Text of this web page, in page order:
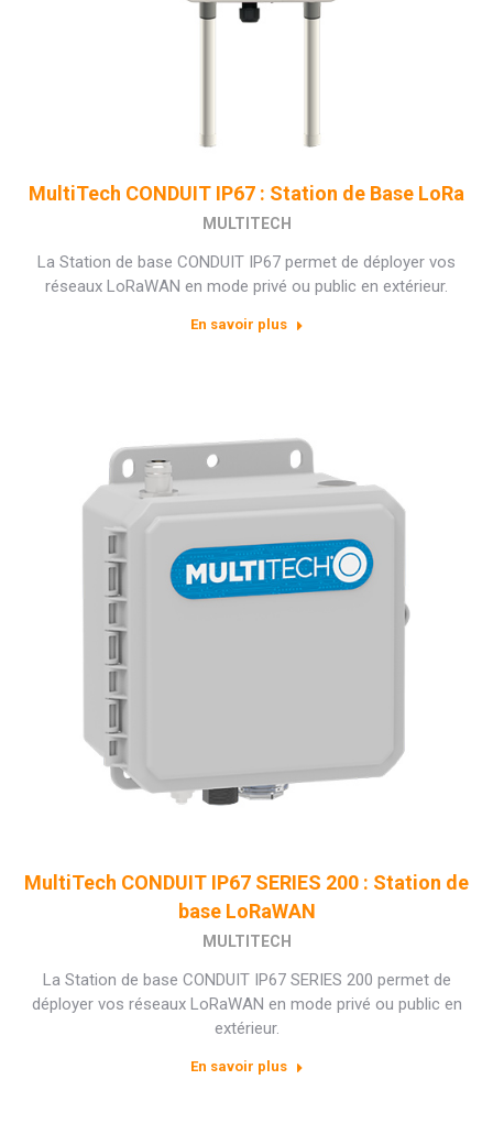
MultiTech CONDUIT IP67 : Station de Base LoRa
MULTITECH
La Station de base CONDUIT IP67 permet de déployer vos
réseaux LoRaWAN en mode privé ou public en extérieur.
En savoir plus
MultiTech CONDUIT IP67 SERIES 200 : Station de
base LoRaWAN
MULTITECH
La Station de base CONDUIT IP67 SERIES 200 permet de
déployer vos réseaux LoRaWAN en mode privé ou public en
extérieur.
En savoir plus